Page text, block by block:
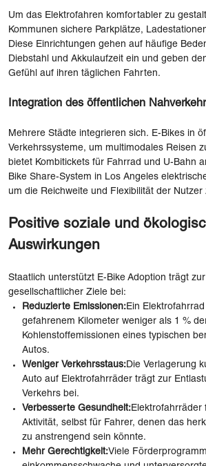
Um das Elektrofahren komfortabler zu
Kommunen sichere Parkplätze,
Diese Einrichtungen gehen auf häufige
Diebstahl und Akkulaufzeit ein und geben
Gefühl auf ihren täglichen Fahrten.
Integration des öffentlichen
Mehrere Städte integrieren sich. E-Bikes in
Verkehrssysteme, um multimodales Reisen
bietet Kombitickets für Fahrrad und U-Bahn
Bike Share-System in Los Angeles
um die Reichweite und Flexibilität der Nutzer
Positive soziale und
Auswirkungen
Staatlich unterstützt E-Bike Adoption trägt
gesellschaftlicher Ziele bei:
Reduzierte Emissionen:Ein
gefahrenem Kilometer weniger als 1 %
Kohlenstoffemissionen eines typischen
Autos.
Weniger Verkehrsstaus:Die Verlagerung
Auto auf Elektrofahrräder trägt zur
Verkehrs bei.
Verbesserte Gesundheit:Elektrofahrräder
Aktivität, selbst für Fahrer, denen das
zu anstrengend sein könnte.
Mehr Gerechtigkeit:Viele